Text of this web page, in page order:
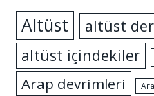
Altüst
altüst
altüst içindekiler
Arap devrimleri